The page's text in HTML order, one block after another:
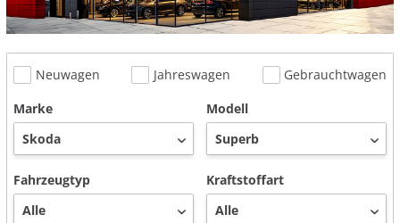
Neuwagen Jahreswagen
Gebrauchtwagen
Marke
Modell
Fahrzeugtyp Kraftstoffart